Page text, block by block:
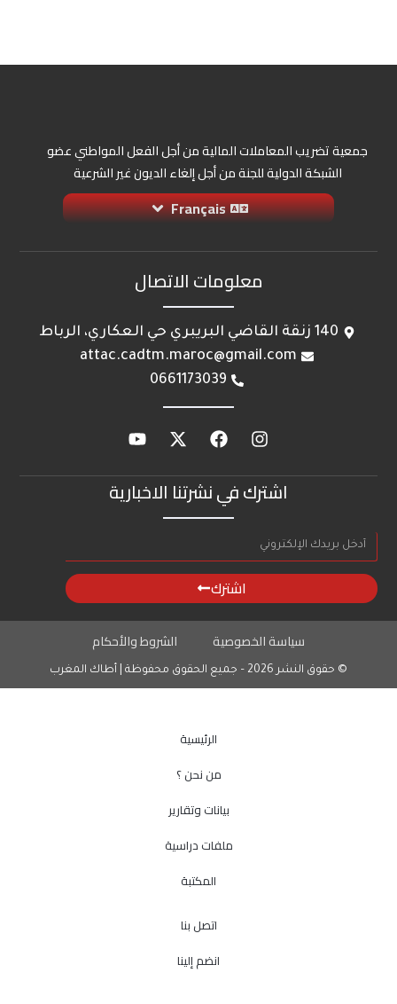
اشترك في نشرتنا الاخبارية
اشترك
معلومات الاتصال
140 زنقة القاضي البريبري حي العكاري، الرباط
attac.cadtm.maroc@gmail.com
0661173039
جمعية تضريب المعاملات المالية من أجل الفعل المواطني عضو
الشبكة الدولية للجنة من أجل إلغاء الديون غير الشرعية
Français
© حقوق النشر 2026 – جميع الحقوق محفوظة | أطاك المغرب
سياسة الخصوصية الشروط والأحكام
الرئيسية
من نحن ؟
بيانات وتقارير
ملفات دراسية
المكتبة
اتصل بنا
انضم إلينا